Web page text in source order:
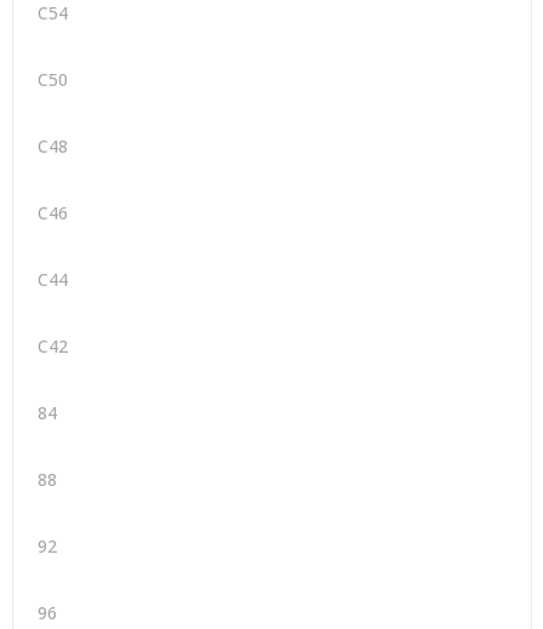
C54
C50
C48
C46
C44
C42
84
88
92
96